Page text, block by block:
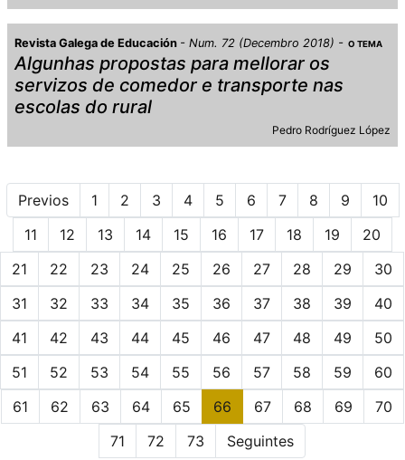
Revista Galega de Educación Num. 72 (Decembro 2018) O TEMA
Algunhas propostas para mellorar os
servizos de comedor e transporte nas
escolas do rural
Pedro Rodríguez López
Previos 1 2 3 4 5 6 7 8 9
10
11
12 13 14 15 16 17 18 19
20
21
22 23 24 25 26 27 28 29
30
31
32 33 34 35 36 37 38 39
40
41
42 43 44 45 46 47 48 49
50
51
52 53 54 55 56 57 58 59
60
61
62 63 64 65 66 67 68 69
70
71
72 73 Seguintes